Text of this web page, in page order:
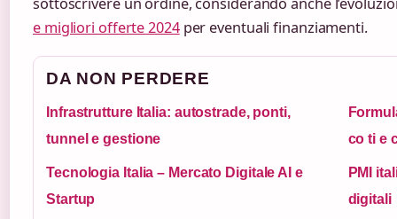
sottoscrivere un ordine, considerando anche
e migliori offerte 2024per eventuali finanziamenti.
DA NON PERDERE
Infrastrutture Italia: autostrade, ponti,
tunnel e gestione
co ti e
Tecnologia Italia – Mercato Digitale AI e
Startup
PMI
digitali